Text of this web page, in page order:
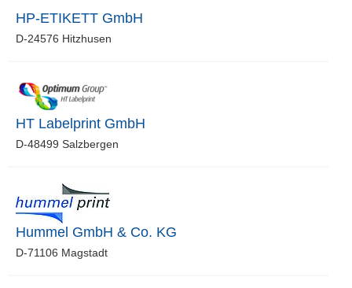
HP-ETIKETT GmbH
D-24576 Hitzhusen
HT Labelprint GmbH
D-48499 Salzbergen
Hummel GmbH & Co. KG
D-71106 Magstadt